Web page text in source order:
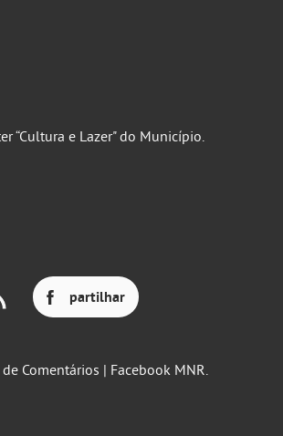
“Cultura e Lazer" do Município.
partilhar
Comentários | Facebook MNR.